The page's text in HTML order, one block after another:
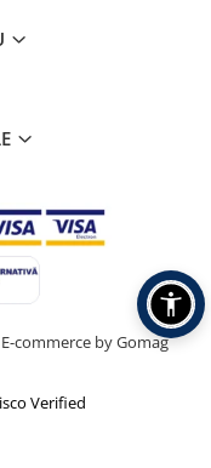
commerce by Gomag